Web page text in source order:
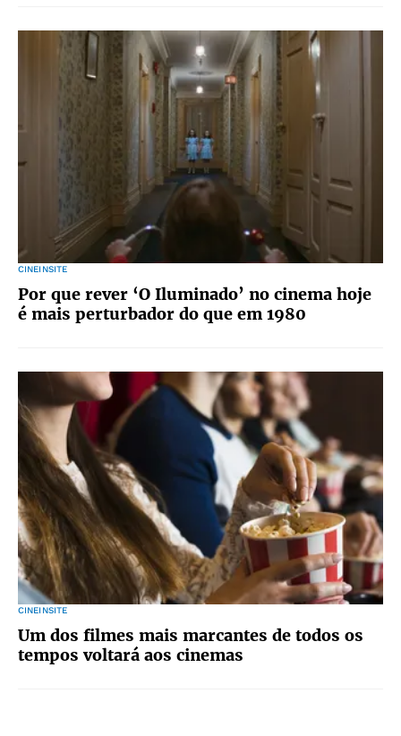
CINEINSITE
Por que rever ‘O Iluminado’ no cinema hoje
é mais perturbador do que em 1980
CINEINSITE
Um dos filmes mais marcantes de todos os
tempos voltará aos cinemas